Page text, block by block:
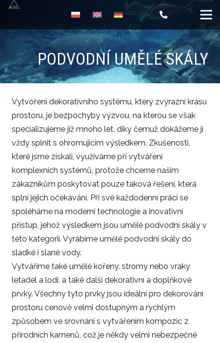
PODVODNÍ UMĚLÉ SKÁLY
Vytvoření dekorativního systému, který zvýrazní krásu
prostoru, je bezpochyby výzvou, na kterou se však
specializujeme již mnoho let, díky čemuž dokážeme ji
vždy splnit s ohromujícím výsledkem. Zkušenosti,
které jsme získali, využíváme při vytváření
komplexních systémů, protože chceme našim
zákazníkům poskytovat pouze taková řešení, která
splní jejich očekávání. Při své každodenní práci se
spoléháme na moderní technologie a inovativní
přístup, jehož výsledkem jsou umělé podvodní skály v
této kategorii. Vyrábíme umělé podvodní skály do
sladké i slané vody.
Vytváříme také umělé kořeny, stromy nebo vraky
letadel a lodí, a také další dekorativní a doplňkové
prvky. Všechny tyto prvky jsou ideální pro dekorování
prostoru cenově velmi dostupným a rychlým
způsobem ve srovnání s vytvářením kompozic z
přírodních kamenů, což je někdy velmi nebezpečné